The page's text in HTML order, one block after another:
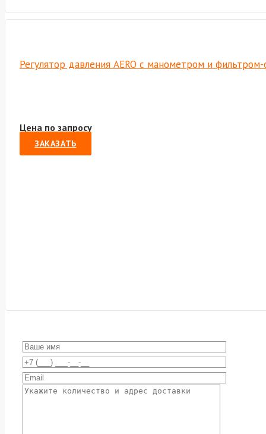
Регулятор давления AERO с манометром и
Цена по запросу
ЗАКАЗАТЬ